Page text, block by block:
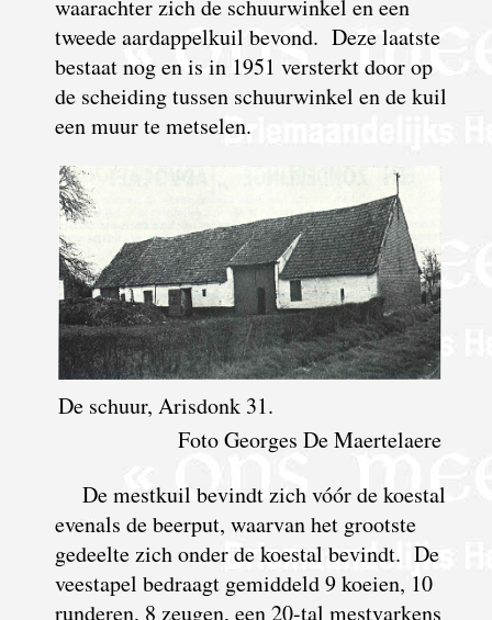
waarachter zich de schuurwinkel en een
tweede aardappelkuil bevond. Deze laatste
bestaat nog en is in 1951 versterkt door op
de scheiding tussen schuurwinkel en de kuil
een muur te metselen.
De schuur, Arisdonk 31.
Foto Georges De Maertelaere
De mestkuil bevindt zich vóór de koestal
evenals de beerput, waarvan het grootste
gedeelte zich onder de koestal bevindt. De
veestapel bedraagt gemiddeld 9 koeien, 10
runderen, 8 zeugen, een 20-tal mestvarkens